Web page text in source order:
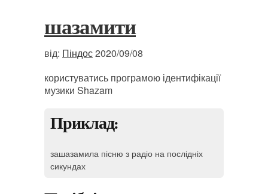
шазамити
від: Піндос2020/09/08
користуватись програмою ідентифікації
музики Shazam
Приклад:
зашазамила пісню з радіо на послідніх
сикундах